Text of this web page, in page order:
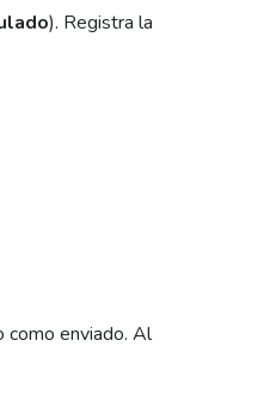
). Registra la
como enviado. Al